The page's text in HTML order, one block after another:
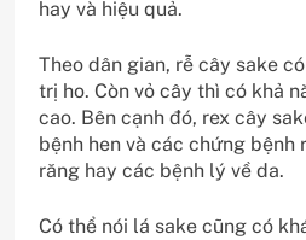
hay và hiệu quả.
Theo dân gian, rễ cây sake
trị ho. Còn vỏ cây thì có khả
cao. Bên cạnh đó, rex cây
bệnh hen và các chứng bệnh
răng hay các bệnh lý về da.
Có thể nói lá sake cũng có